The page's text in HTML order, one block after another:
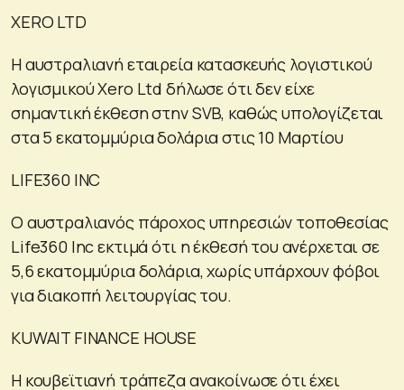
XERO LTD
Η αυστραλιανή εταιρεία κατασκευής λογιστικού
λογισμικού Xero Ltd δήλωσε ότι δεν είχε
σημαντική έκθεση στην SVB, καθώς υπολογίζεται
στα 5 εκατομμύρια δολάρια στις 10 Μαρτίου
LIFE360 INC
Ο αυστραλιανός πάροχος υπηρεσιών τοποθεσίας
Life360 Inc εκτιμά ότι η έκθεσή του ανέρχεται σε
5,6 εκατομμύρια δολάρια, χωρίς υπάρχουν φόβοι
για διακοπή λειτουργίας του.
KUWAIT FINANCE HOUSE
Η κουβεϊτιανή τράπεζα ανακοίνωσε ότι έχει